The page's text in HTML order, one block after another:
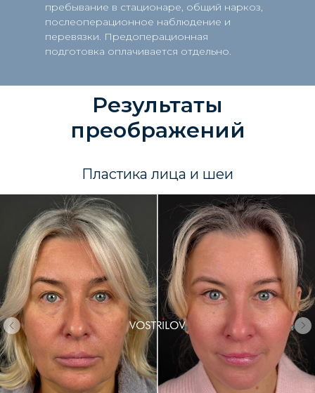
пребывание в стационаре, общий наркоз,
послеоперационное наблюдение и
перевязки. Предоперационная
подготовка оплачивается отдельно.
Результаты
преображений
Пластика лица и шеи